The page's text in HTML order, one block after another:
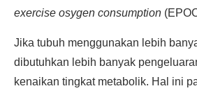
exercise osygen consumption
Jika tubuh menggunakan lebih
dibutuhkan lebih banyak
kenaikan tingkat metabolik. Hal ini